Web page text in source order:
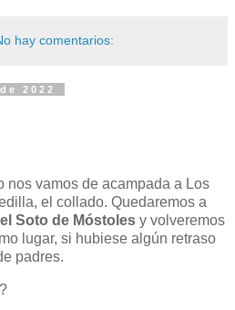
hay comentarios:
2022
nos vamos de acampada a Los
el collado. Quedaremos a
Soto de Móstoles y volveremos
lugar, si hubiese algún retraso
padres.